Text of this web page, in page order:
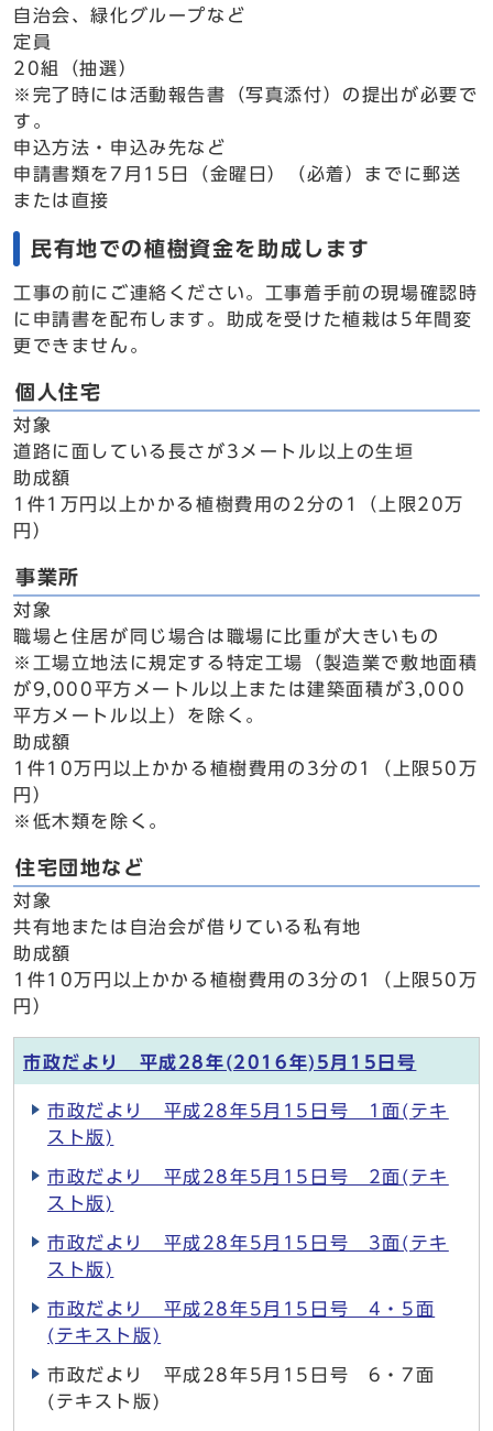
自治会、緑化グループなど
定員
20組（抽選）
※完了時には活動報告書（写真添付）の提出が必要で
す。
申込方法・申込み先など
申請書類を7月15日（金曜日）（必着）までに郵送
または直接
民有地での植樹資金を助成します
工事の前にご連絡ください。工事着手前の現場確認時
に申請書を配布します。助成を受けた植栽は5年間変
更できません。
個人住宅
対象
道路に面している長さが3メートル以上の生垣
助成額
1件1万円以上かかる植樹費用の2分の1（上限20万
円）
事業所
対象
職場と住居が同じ場合は職場に比重が大きいもの
※工場立地法に規定する特定工場（製造業で敷地面積
が9,000平方メートル以上または建築面積が3,000
平方メートル以上）を除く。
助成額
1件10万円以上かかる植樹費用の3分の1（上限50万
円）
※低木類を除く。
住宅団地など
対象
共有地または自治会が借りている私有地
助成額
1件10万円以上かかる植樹費用の3分の1（上限50万
円）
市政だより 平成28年(2016年)5月15日号
市政だより 平成28年5月15日号 1面(テキ
スト版)
市政だより 平成28年5月15日号 2面(テキ
スト版)
市政だより 平成28年5月15日号 3面(テキ
スト版)
市政だより 平成28年5月15日号 4・5面
(テキスト版)
市政だより 平成28年5月15日号 6・7面
(テキスト版)